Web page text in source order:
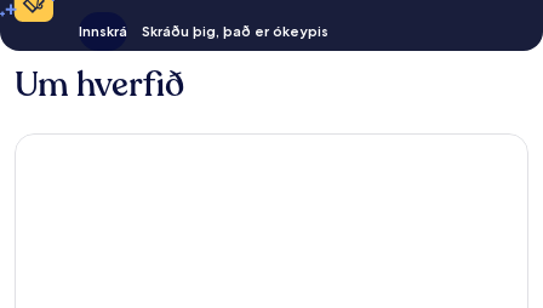
Innskrá Skráðu þig, það er ókeypis
Um hverfið